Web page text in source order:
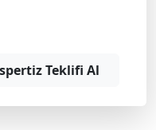
Teklifi Al